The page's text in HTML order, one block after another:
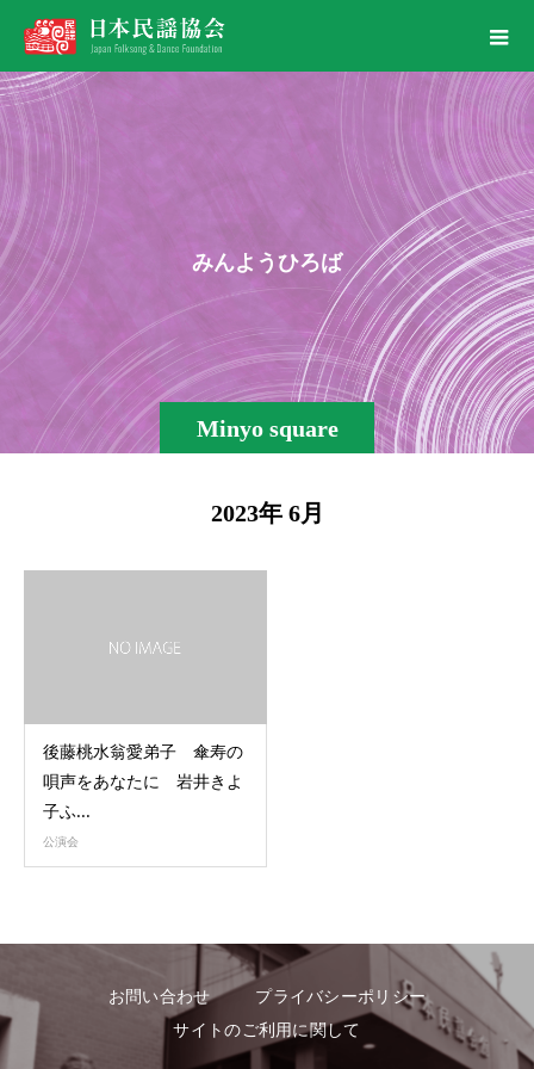
Minyo square
みんよ う ひろば
2023年 6月
後藤桃水翁愛弟子 傘寿の
唄声をあなたに 岩井きよ
子ふ...
公演会
お問い合わせ
プライバシーポリシー
サイトのご利用に関して